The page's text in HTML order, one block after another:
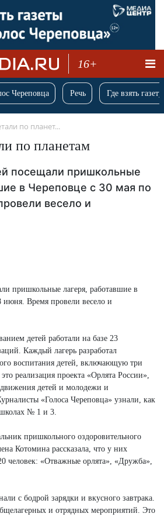
16+
Череповца Речь Где взять
по планет...
по планетам
посещали пришкольные
в Череповце с 30 мая по
весело и
пришкольные лагеря, работавшие в
июня. Время провели весело и
детей работали на базе 23
Каждый лагерь разработал
воспитания детей, включающую три
реализация проекта «Орлята России»,
детей и молодежи и
«Голоса Череповца» узнали, как
№ 1 и 3.
пришкольного оздоровительного
Котомина рассказала, что у них
человек: «Отважные орлята», «Дружба»,
с бодрой зарядки и вкусного завтрака.
и отрядных мероприятий. Это